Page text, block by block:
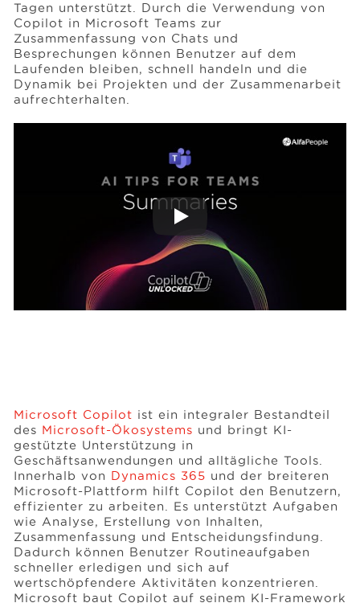
Tagen unterstützt. Durch die Verwendung von
Copilot in Microsoft Teams zur
Zusammenfassung von Chats und
Besprechungen können Benutzer auf dem
Laufenden bleiben, schnell handeln und die
Dynamik bei Projekten und der Zusammenarbeit
aufrechterhalten.
Microsoft Copilot ist ein integraler Bestandteil
des Microsoft-Ökosystems und bringt KI-
gestützte Unterstützung in
Geschäftsanwendungen und alltägliche Tools.
Innerhalb von Dynamics 365 und der breiteren
Microsoft-Plattform hilft Copilot den Benutzern,
effizienter zu arbeiten. Es unterstützt Aufgaben
wie Analyse, Erstellung von Inhalten,
Zusammenfassung und Entscheidungsfindung.
Dadurch können Benutzer Routineaufgaben
schneller erledigen und sich auf
wertschöpfendere Aktivitäten konzentrieren.
Microsoft baut Copilot auf seinem KI-Framework
Karriere
Über uns